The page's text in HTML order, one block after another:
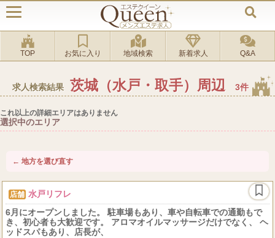
TOP お気に入り 地域検索 新着求人 Q&A
求人検索結果 茨城（水戸・取手）周辺 3件
これ以上の詳細エリアはありません
選択中のエリア
← 地方を選び直す
店舗 水戸リフレ
6月にオープンしました。 駐車場もあり、車や自転車での通勤もで
き、初心者も大歓迎です。 アロマオイルマッサージだけでなく、 ヘ
ッドスパもあり、店長が、